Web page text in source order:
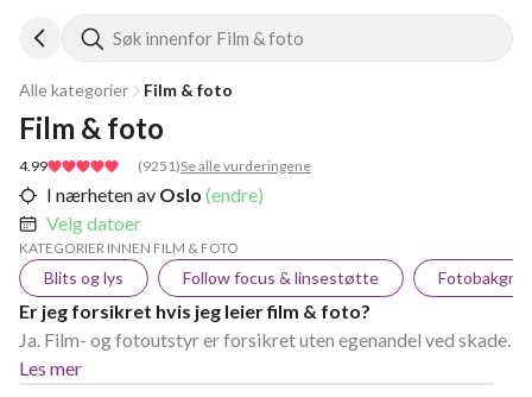
Søk innenfor Film & foto
Alle kategorier Film & foto
4.99 (9251)Se alle vurderingene
Film & foto
I nærheten av Oslo (endre)
Velg datoer
KATEGORIER INNEN FILM & FOTO
Blits og lys Follow focus & linsestøtte
Er jeg forsikret hvis jeg leier film & foto?
Ja. Film- og fotoutstyr er forsikret uten egenandel ved skade.
Les mer